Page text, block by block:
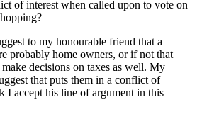
of interest when called upon to vote on
to my honourable friend that a
probably home owners, or if not that
decisions on taxes as well. My
that puts them in a conflict of
I accept his line of argument in this